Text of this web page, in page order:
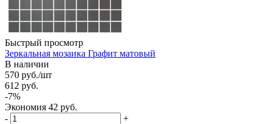
Быстрый просмотр
Зеркальная мозаика Графит матовый
В наличии
570 руб./шт
612 руб.
-7%
Экономия 42 руб.
-
+